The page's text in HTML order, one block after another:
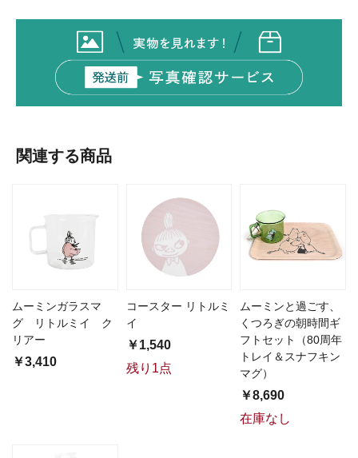
関連する商品
ムーミンガラスマ
グ リトルミイ ク
リアー
￥3,410
コースター リトルミ
イ
￥1,540
残り1点
ムーミンと過ごす、
くつろぎの朝時間ギ
フトセット（80周年
トレイ＆スナフキン
マグ）
￥8,690
在庫なし